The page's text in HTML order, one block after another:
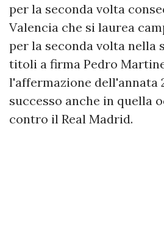
per la seconda volta
Valencia che si laurea
per la seconda volta nella
titoli a firma Pedro
l'affermazione dell'annata
successo anche in quella
contro il Real Madrid.